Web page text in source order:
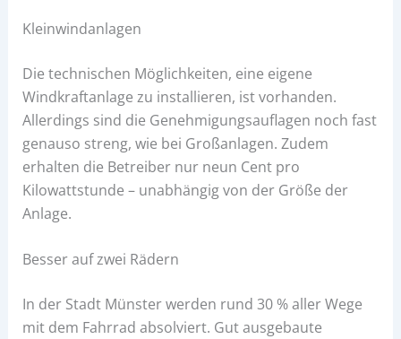
Kleinwindanlagen
Die technischen Möglichkeiten, eine eigene
Windkraftanlage zu installieren, ist vorhanden.
Allerdings sind die Genehmigungsauflagen noch fast
genauso streng, wie bei Großanlagen. Zudem
erhalten die Betreiber nur neun Cent pro
Kilowattstunde – unabhängig von der Größe der
Anlage.
Besser auf zwei Rädern
In der Stadt Münster werden rund 30 % aller Wege
mit dem Fahrrad absolviert. Gut ausgebaute